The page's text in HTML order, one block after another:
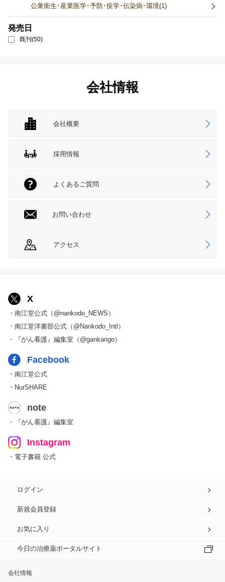
公衆衛生･産業医学･予防･疫学･伝染病･環境(1)
発売日
既刊(50)
会社情報
会社概要
採用情報
よくあるご質問
お問い合わせ
アクセス
X
・南江堂公式（@nankodo_NEWS）
・南江堂洋書部公式（@Nankodo_Intl）
・『がん看護』編集室（@gankango）
Facebook
・南江堂公式
・NurSHARE
note
・『がん看護』編集室
Instagram
・電子書籍 公式
ログイン
新規会員登録
お気に入り
今日の治療薬ポータルサイト
会社情報